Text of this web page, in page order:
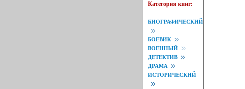
Категория книг:
БИОГРАФИЧЕСКИЙ
БОЕВИК
ВОЕННЫЙ
ДЕТЕКТИВ
ДРАМА
ИСТОРИЧЕСКИЙ